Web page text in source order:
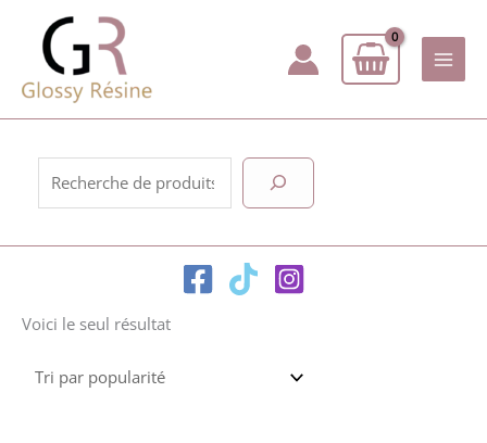
contenu
Rechercher
Voici le seul résultat